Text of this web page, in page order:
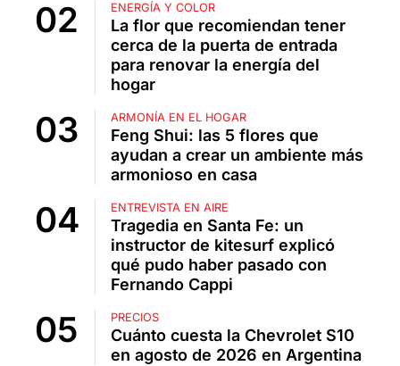
ENERGÍA Y COLOR
La flor que recomiendan tener
cerca de la puerta de entrada
para renovar la energía del
hogar
ARMONÍA EN EL HOGAR
Feng Shui: las 5 flores que
ayudan a crear un ambiente más
armonioso en casa
ENTREVISTA EN AIRE
Tragedia en Santa Fe: un
instructor de kitesurf explicó
qué pudo haber pasado con
Fernando Cappi
PRECIOS
Cuánto cuesta la Chevrolet S10
en agosto de 2026 en Argentina